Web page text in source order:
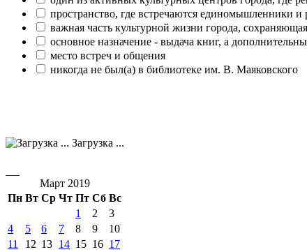
пространство, где встречаются единомышленники
важная часть культурной жизни города,
основное назначение - выдача книг, а
место встреч и общения
никогда не был(а) в библиотеке им. В. Маяковского
Загрузка ...
Март 2019
Пн Вт Ср Чт Пт Сб Вс
1 2
3
4
5 6 7 8 9
10
11
12 13 14 15 16 17